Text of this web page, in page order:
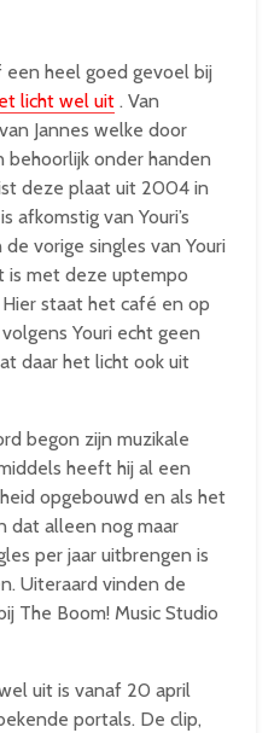
heel goed gevoel bij
licht wel uit . Van
Jannes welke door
behoorlijk onder handen
deze plaat uit 2004 in
afkomstig van Youri’s
vorige singles van Youri
is met deze uptempo
staat het café en op
Youri echt geen
daar het licht ook uit
begon zijn muzikale
heeft hij al een
opgebouwd en als het
dat alleen nog maar
per jaar uitbrengen is
Uiteraard vinden de
The Boom! Music Studio
uit is vanaf 20 april
portals. De clip,